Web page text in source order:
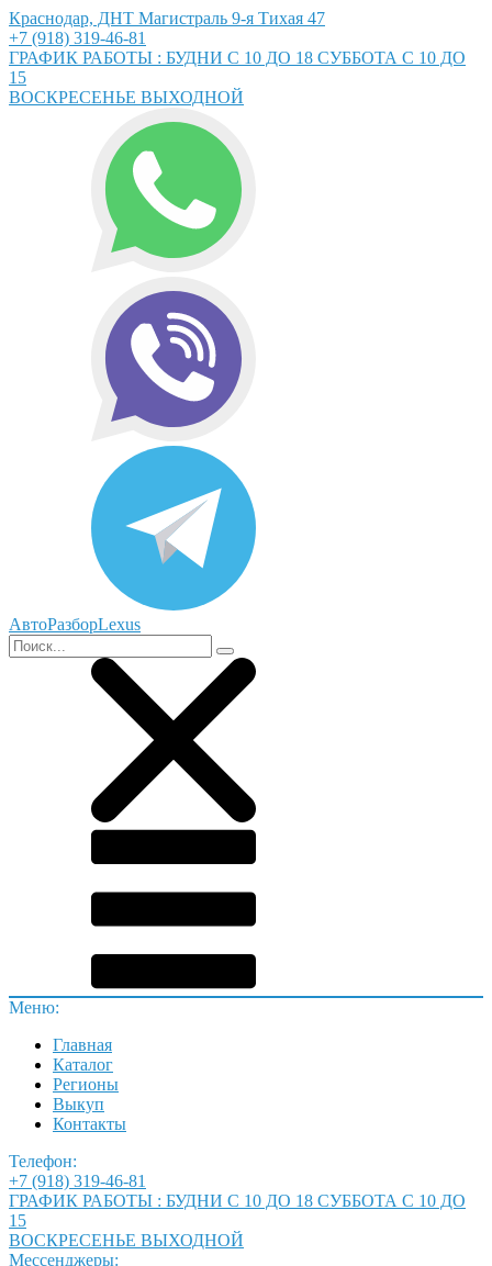
Краснодар, ДНТ Магистраль 9-я Тихая 47
+7 (918) 319-46-81
ГРАФИК РАБОТЫ : БУДНИ С 10 ДО 18 СУББОТА С 10 ДО
15
ВОСКРЕСЕНЬЕ ВЫХОДНОЙ
АвтоРазборLexus
Меню:
Главная
Каталог
Регионы
Выкуп
Контакты
Телефон:
+7 (918) 319-46-81
ГРАФИК РАБОТЫ : БУДНИ С 10 ДО 18 СУББОТА С 10 ДО
15
ВОСКРЕСЕНЬЕ ВЫХОДНОЙ
Мессенджеры: